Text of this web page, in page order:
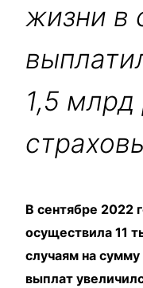
жизни в
1,5 млрд
В сентябре 2022
осуществила 11
случаям на
выплат